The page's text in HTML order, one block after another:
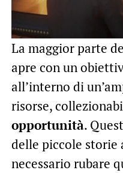
La maggior parte
apre con un
all’interno di
risorse,
opportunità.
delle piccole storie
necessario rubare